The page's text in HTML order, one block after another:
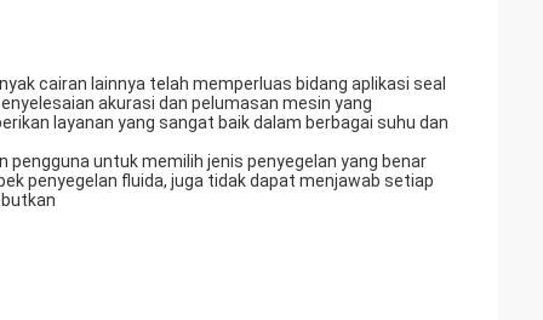
cairan lainnya telah memperluas bidang aplikasi seal
akurasi dan pelumasan mesin yang
layanan yang sangat baik dalam berbagai suhu dan
untuk memilih jenis penyegelan yang benar
penyegelan fluida, juga tidak dapat menjawab setiap